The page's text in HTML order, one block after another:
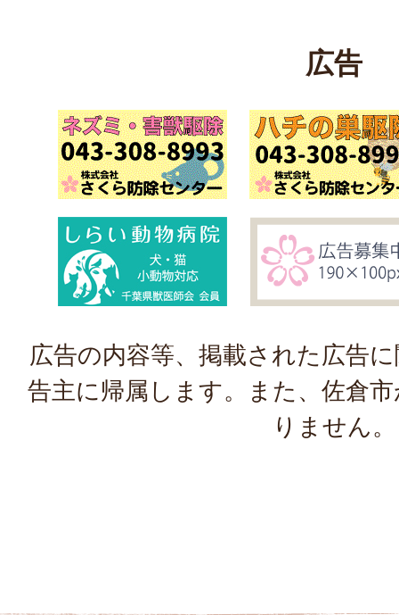
広告
広告の内容等、掲載された広告
告主に帰属します。また、佐倉
りません。